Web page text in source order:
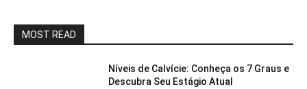
MOST READ
Níveis de Calvície: Conheça os 7 Graus e
Descubra Seu Estágio Atual